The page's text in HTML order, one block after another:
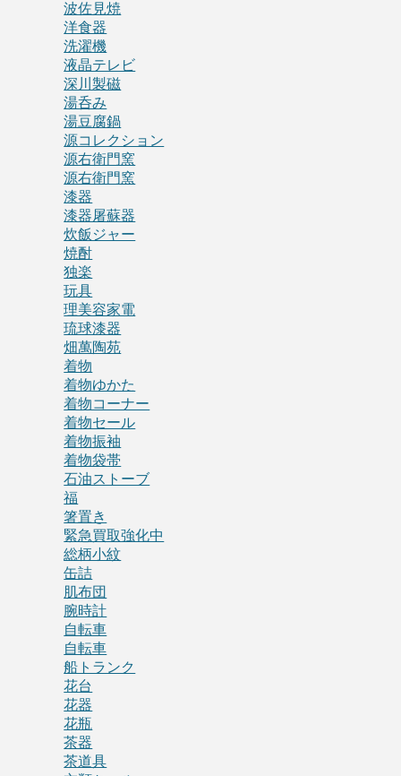
波佐見焼
洋食器
洗濯機
液晶テレビ
深川製磁
湯呑み
湯豆腐鍋
源コレクション
源右衛門窯
源右衛門窯
漆器
漆器屠蘇器
炊飯ジャー
焼酎
独楽
玩具
理美容家電
琉球漆器
畑萬陶苑
着物
着物ゆかた
着物コーナー
着物セール
着物振袖
着物袋帯
石油ストーブ
福
箸置き
緊急買取強化中
総柄小紋
缶詰
肌布団
腕時計
自転車
自転車
船トランク
花台
花器
花瓶
茶器
茶道具